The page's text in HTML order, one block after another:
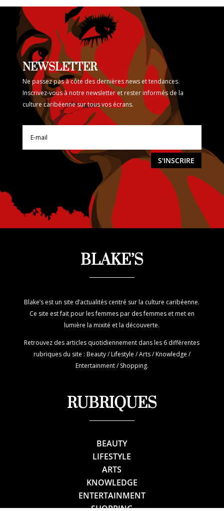
NEWSLETTER
Ne passez pas à côte des dernières news et tendances.
Inscrivez-vous à notre newsletter et rester informés de la
culture caribéenne sur tous vos écrans.
S'INSCRIRE
BLAKE’S
Blake’s est un site d’actualités centré sur la culture caribéenne.
Ce site est fait pour les femmes par des femmes et met en
lumière la mixité et la découverte.
Retrouvez des articles quotidiennement dans les 6 différentes
rubriques du site : Beauty / Lifestyle / Arts / Knowledge /
Entertainment / Shopping.
RUBRIQUES
BEAUTY
LIFESTYLE
ARTS
KNOWLEDGE
ENTERTAINMENT
SHOPPING